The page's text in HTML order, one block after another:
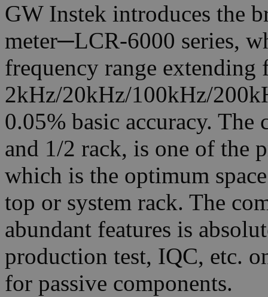
GW Instek introduces the
meter─LCR-6000 series,
frequency range extending
2kHz/20kHz/100kHz/
0.05% basic accuracy.
and 1/2 rack, is one of the
which is the optimum
top or system rack. The
abundant features is
production test, IQC, etc.
for passive components.